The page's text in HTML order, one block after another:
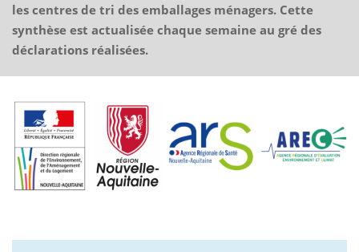
les centres de tri des emballages ménagers. Cette
synthèse est actualisée chaque semaine au gré des
déclarations réalisées.